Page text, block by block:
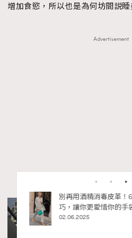
增加食慾，所以也是為何坊間説睡
Advertisement
的顯
別再用酒精消毒皮革！
巧，讓你更愛惜你的手
02.06.2025